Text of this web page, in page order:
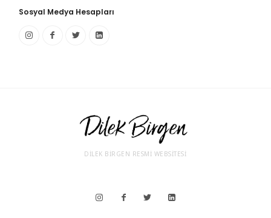
Sosyal Medya Hesapları
DİLEK BİRGEN RESMİ WEBSİTESİ